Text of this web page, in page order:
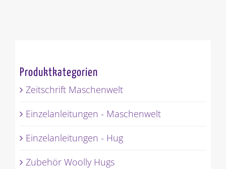
Produktkategorien
Zeitschrift Maschenwelt
Einzelanleitungen - Maschenwelt
Einzelanleitungen - Hug
Zubehör Woolly Hugs